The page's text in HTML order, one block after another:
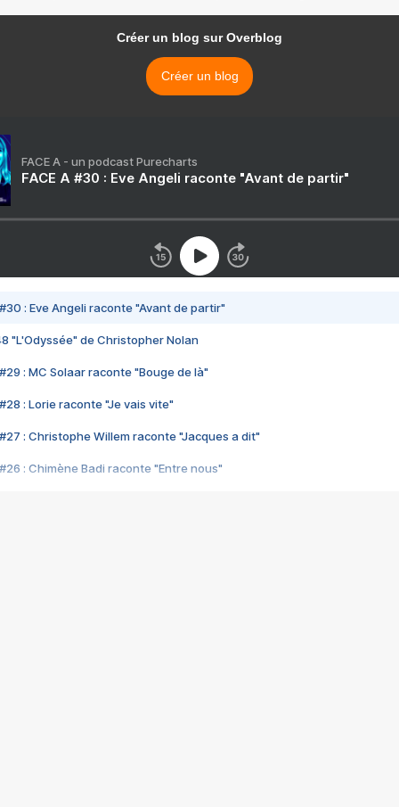
Créer un blog sur Overblog
Créer un blog
FACE A - un podcast Purecharts
FACE A #30 : Eve Angeli raconte "Avant de partir"
#30 : Eve Angeli raconte "Avant de partir"
"L'Odyssée" de Christopher Nolan
#29 : MC Solaar raconte "Bouge de là"
#28 : Lorie raconte "Je vais vite"
#27 : Christophe Willem raconte "Jacques a dit"
#26 : Chimène Badi raconte "Entre nous"